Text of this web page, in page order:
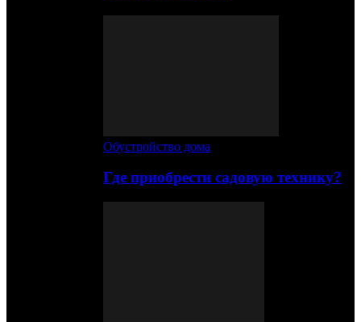
Обустройство дома
Где приобрести садовую технику?